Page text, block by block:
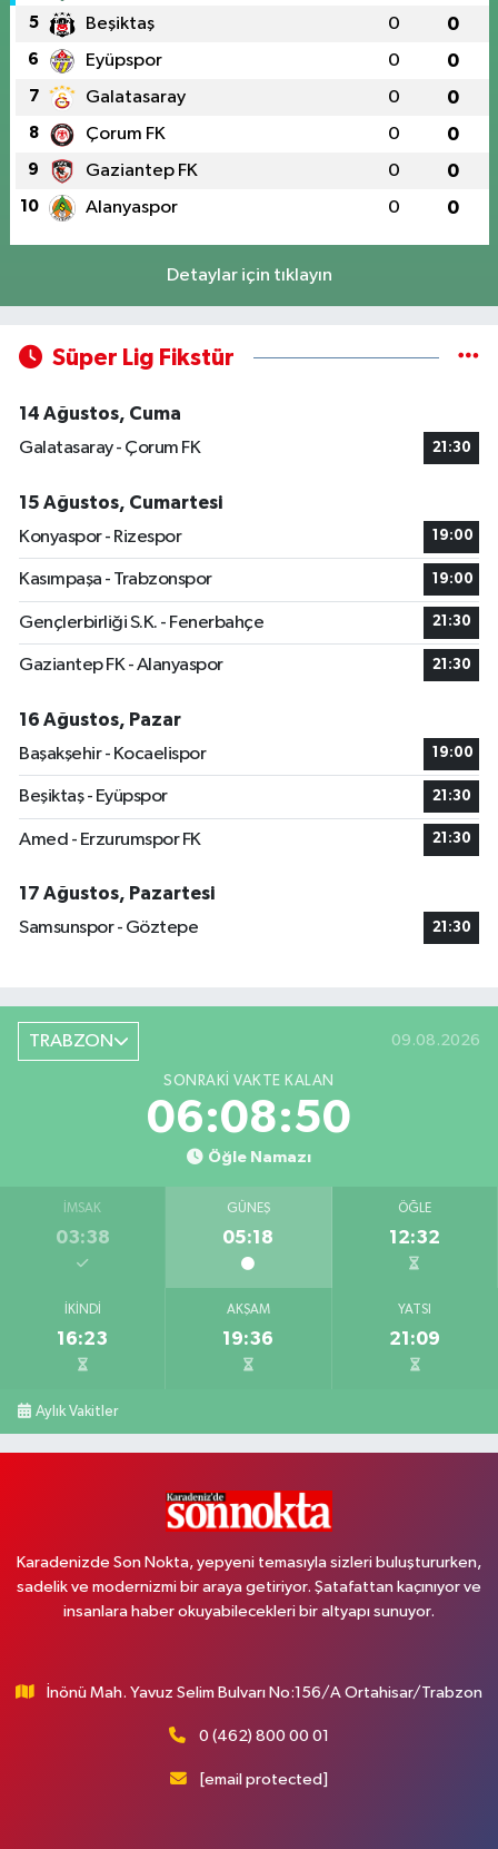
5 Beşiktaş 0 0
6 Eyüpspor 0 0
7 Galatasaray 0 0
8 Çorum FK 0 0
9 Gaziantep FK 0 0
10 Alanyaspor 0 0
Detaylar için tıklayın
Süper Lig Fikstür
14 Ağustos, Cuma
Galatasaray - Çorum FK
21:30
15 Ağustos, Cumartesi
Konyaspor - Rizespor
19:00
Kasımpaşa - Trabzonspor 19:00
Gençlerbirliği S.K. - Fenerbahçe 21:30
Gaziantep FK - Alanyaspor 21:30
16 Ağustos, Pazar
Başakşehir - Kocaelispor
19:00
Beşiktaş - Eyüpspor 21:30
Amed - Erzurumspor FK 21:30
17 Ağustos, Pazartesi
Samsunspor - Göztepe
21:30
TRABZON 09.08.2026
SONRAKI VAKTE KALAN
06:08:49
Öğle Namazı
İMSAK
03:38
GÜNEŞ
05:18
ÖĞLE
12:32
İKINDI
16:23
AKŞAM
19:36
YATSI
21:09
Aylık Vakitler
Karadenizde Son Nokta, yepyeni temasıyla sizleri buluştururken,
sadelik ve modernizmi bir araya getiriyor. Şatafattan kaçınıyor ve
insanlara haber okuyabilecekleri bir altyapı sunuyor.
İnönü Mah. Yavuz Selim Bulvarı No:156/A Ortahisar/Trabzon
0 (462) 800 00 01
[email protected]